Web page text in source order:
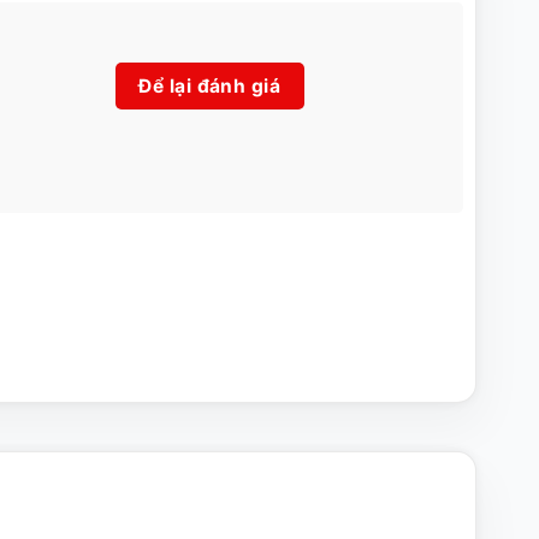
Để lại đánh giá